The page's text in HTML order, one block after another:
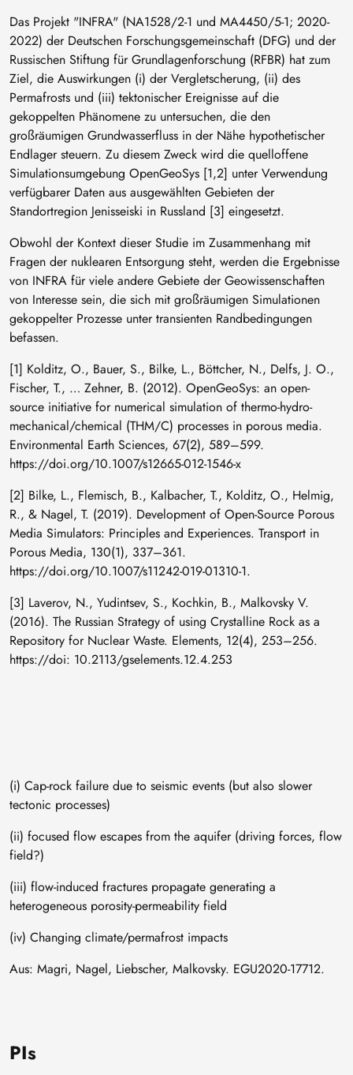
Das Projekt "INFRA" (NA1528/2-1 und MA4450/5-1; 2020-
2022) der Deutschen Forschungsgemeinschaft (DFG) und der
Russischen Stiftung für Grundlagenforschung (RFBR) hat zum
Ziel, die Auswirkungen (i) der Vergletscherung, (ii) des
Permafrosts und (iii) tektonischer Ereignisse auf die
gekoppelten Phänomene zu untersuchen, die den
großräumigen Grundwasserfluss in der Nähe hypothetischer
Endlager steuern. Zu diesem Zweck wird die quelloffene
Simulationsumgebung OpenGeoSys [1,2] unter Verwendung
verfügbarer Daten aus ausgewählten Gebieten der
Standortregion Jenisseiski in Russland [3] eingesetzt.
Obwohl der Kontext dieser Studie im Zusammenhang mit
Fragen der nuklearen Entsorgung steht, werden die Ergebnisse
von INFRA für viele andere Gebiete der Geowissenschaften
von Interesse sein, die sich mit großräumigen Simulationen
gekoppelter Prozesse unter transienten Randbedingungen
befassen.
[1] Kolditz, O., Bauer, S., Bilke, L., Böttcher, N., Delfs, J. O.,
Fischer, T., … Zehner, B. (2012). OpenGeoSys: an open-
source initiative for numerical simulation of thermo-hydro-
mechanical/chemical (THM/C) processes in porous media.
Environmental Earth Sciences, 67(2), 589–599.
https://doi.org/10.1007/s12665-012-1546-x
[2] Bilke, L., Flemisch, B., Kalbacher, T., Kolditz, O., Helmig,
R., & Nagel, T. (2019). Development of Open-Source Porous
Media Simulators: Principles and Experiences. Transport in
Porous Media, 130(1), 337–361.
https://doi.org/10.1007/s11242-019-01310-1.
[3] Laverov, N., Yudintsev, S., Kochkin, B., Malkovsky V.
(2016). The Russian Strategy of using Crystalline Rock as a
Repository for Nuclear Waste. Elements, 12(4), 253–256.
https://doi: 10.2113/gselements.12.4.253
(i) Cap-rock failure due to seismic events (but also slower
tectonic processes)
(ii) focused flow escapes from the aquifer (driving forces, flow
field?)
(iii) flow-induced fractures propagate generating a
heterogeneous porosity-permeability field
(iv) Changing climate/permafrost impacts
Aus: Magri, Nagel, Liebscher, Malkovsky. EGU2020-17712.
PIs